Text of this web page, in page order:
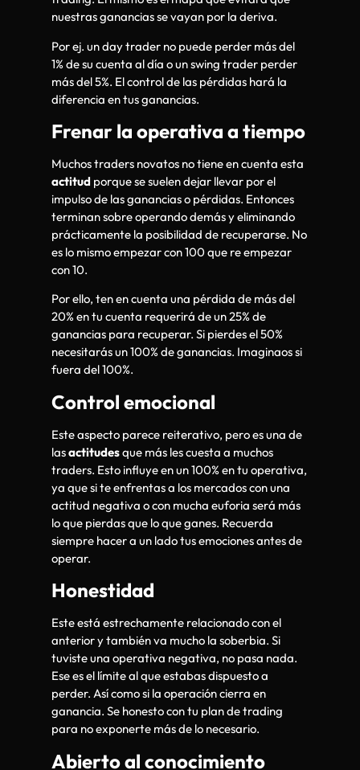
nuestras ganancias se vayan por la deriva.
Por ej. un day trader no puede perder más del
1% de su cuenta al día o un swing trader perder
más del 5%. El control de las pérdidas hará la
diferencia en tus ganancias.
Frenar la operativa a tiempo
Muchos traders novatos no tiene en cuenta esta
actitud porque se suelen dejar llevar por el
impulso de las ganancias o pérdidas. Entonces
terminan sobre operando demás y eliminando
prácticamente la posibilidad de recuperarse. No
es lo mismo empezar con 100 que re empezar
con 10.
Por ello, ten en cuenta una pérdida de más del
20% en tu cuenta requerirá de un 25% de
ganancias para recuperar. Si pierdes el 50%
necesitarás un 100% de ganancias. Imaginaos si
fuera del 100%.
Control emocional
Este aspecto parece reiterativo, pero es una de
lasactitudesque más les cuesta a muchos
traders. Esto influye en un 100% en tu operativa,
ya que si te enfrentas a los mercados con una
actitud negativa o con mucha euforia será más
lo que pierdas que lo que ganes. Recuerda
siempre hacer a un lado tus emociones antes de
operar.
Honestidad
Este está estrechamente relacionado con el
anterior y también va mucho la soberbia. Si
tuviste una operativa negativa, no pasa nada.
Ese es el límite al que estabas dispuesto a
perder. Así como si la operación cierra en
ganancia. Se honesto con tu plan de trading
para no exponerte más de lo necesario.
Abierto al conocimiento